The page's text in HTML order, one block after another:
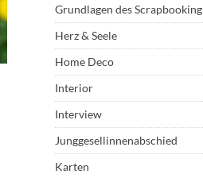
Grundlagen des Scrapbooking
Herz & Seele
Home Deco
Interior
Interview
Junggesellinnenabschied
Karten